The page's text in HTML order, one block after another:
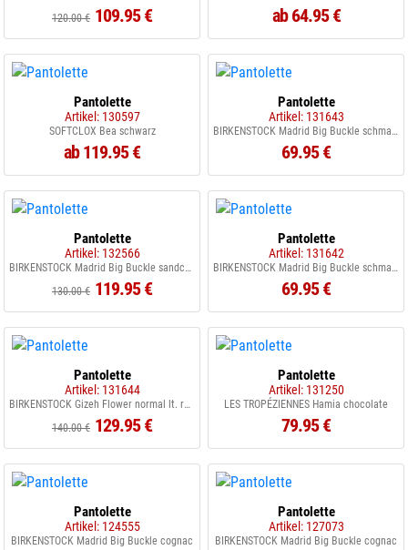
120.00 € 109.95 € ab 64.95 €
Pantolette
Artikel: 130597
SOFTCLOX Bea schwarz
ab 119.95 €
Pantolette
Artikel: 131643
BIRKENSTOCK Madrid Big Buckle schmal schwarz
69.95 €
Pantolette
Artikel: 132566
BIRKENSTOCK Madrid Big Buckle sandcastel
130.00 € 119.95 €
Pantolette
Artikel: 131642
BIRKENSTOCK Madrid Big Buckle schmal eggshell
69.95 €
Pantolette
Artikel: 131644
BIRKENSTOCK Gizeh Flower normal lt. rose
140.00 € 129.95 €
Pantolette
Artikel: 131250
LES TROPÉZIENNES Hamia chocolate
79.95 €
Pantolette
Artikel: 124555
BIRKENSTOCK Madrid Big Buckle cognac
Pantolette
Artikel: 127073
BIRKENSTOCK Madrid Big Buckle cognac